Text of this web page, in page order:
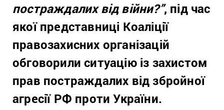
постраждалих від війни?”, під час
якої представниці Коаліції
правозахисних організацій
обговорили ситуацію із захистом
прав постраждалих від збройної
агресії РФ проти України.